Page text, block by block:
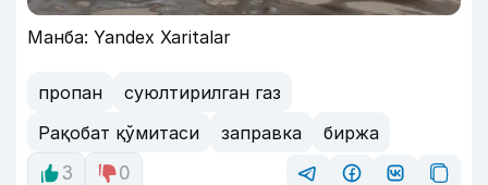
Манба: Yandex Xaritalar
пропан
суюлтирилган газ
Рақобат қўмитаси
заправка
биржа
3
0